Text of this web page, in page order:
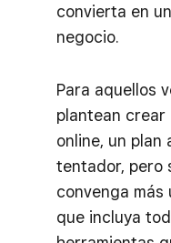
convierta en
negocio.
Para aquellos
plantean crear
online, un plan
tentador, pero
convenga más
que incluya